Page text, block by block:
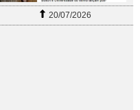
20/07/2026